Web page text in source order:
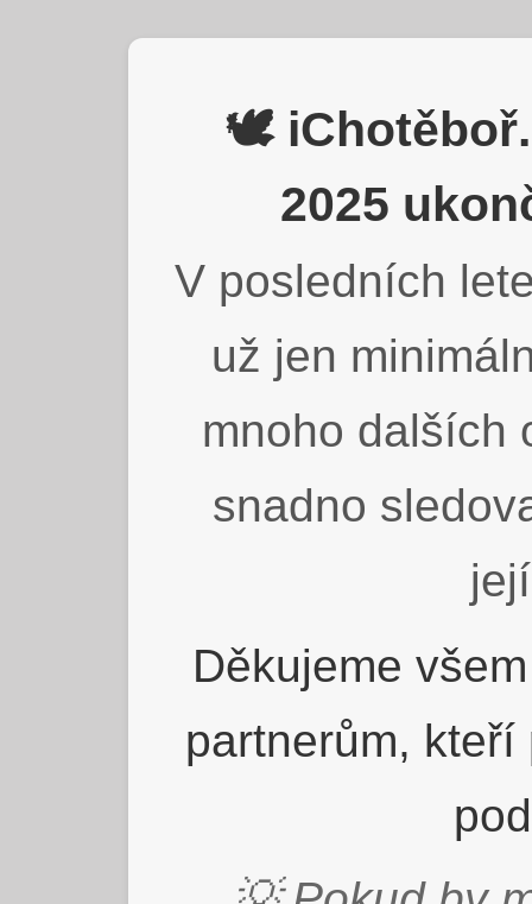
🕊️
2025
V posledních
už jen
mnoho dalších
snadno
Děkujeme
partnerům,